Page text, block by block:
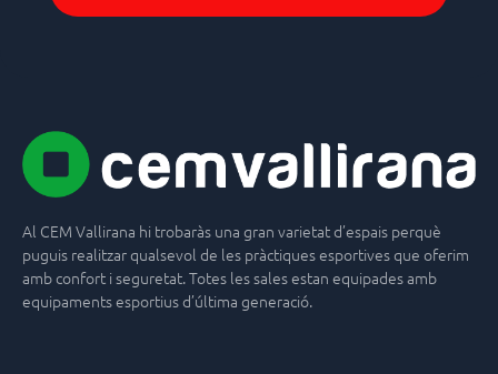
Al CEM Vallirana hi trobaràs una gran varietat d’espais perquè
puguis realitzar qualsevol de les pràctiques esportives que oferim
amb confort i seguretat. Totes les sales estan equipades amb
equipaments esportius d’última generació.